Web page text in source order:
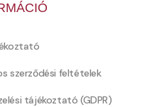
szerződési feltételek
tájékoztató (GDPR)